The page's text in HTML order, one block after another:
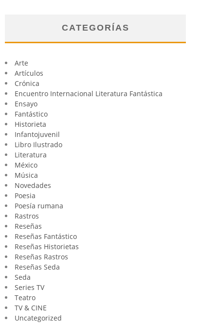
CATEGORÍAS
Arte
Artículos
Crónica
Encuentro Internacional Literatura Fantástica
Ensayo
Fantástico
Historieta
Infantojuvenil
Libro Ilustrado
Literatura
México
Música
Novedades
Poesia
Poesía rumana
Rastros
Reseñas
Reseñas Fantástico
Reseñas Historietas
Reseñas Rastros
Reseñas Seda
Seda
Series TV
Teatro
TV & CINE
Uncategorized